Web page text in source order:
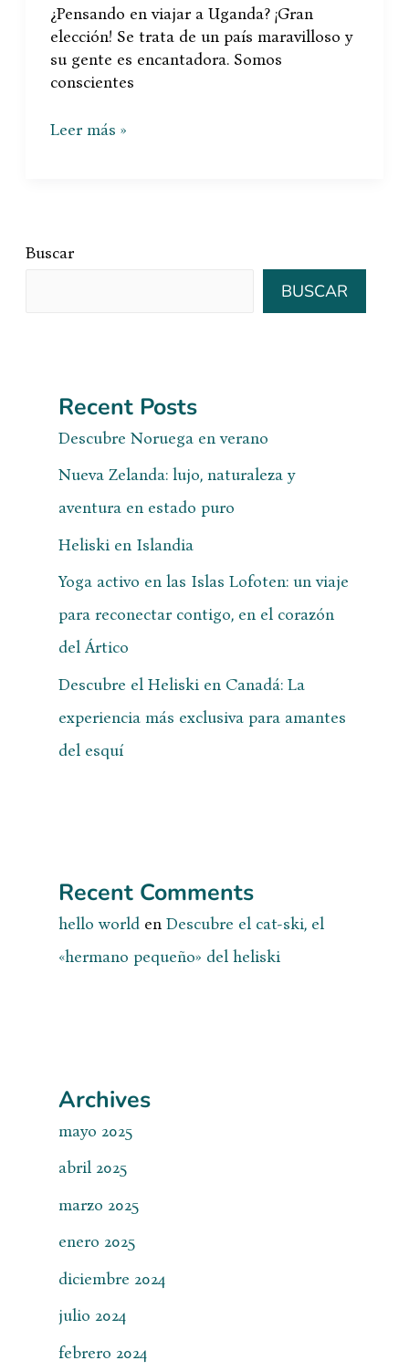
¿Pensando en viajar a Uganda? ¡Gran
elección! Se trata de un país maravilloso y
su gente es encantadora. Somos
conscientes
Leer más »
Buscar
BUSCAR
Recent Posts
Descubre Noruega en verano
Nueva Zelanda: lujo, naturaleza y
aventura en estado puro
Heliski en Islandia
Yoga activo en las Islas Lofoten: un viaje
para reconectar contigo, en el corazón
del Ártico
Descubre el Heliski en Canadá: La
experiencia más exclusiva para amantes
del esquí
Recent Comments
hello worlden Descubre el cat-ski, el
«hermano pequeño» del heliski
Archives
mayo 2025
abril 2025
marzo 2025
enero 2025
diciembre 2024
julio 2024
febrero 2024